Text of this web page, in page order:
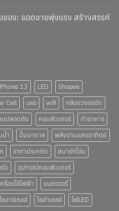
อง: ยอดขายพุ่งแรง สร้างสรรค์
13 LED
Shopee
Cell usb wifi
กล้องวงจรปิด
มปลอดภัย คอมพิวเตอร์
ทำอาหาร
น้ำ ปั๊มบาดาล
พลังงานแสงอาทิตย์
ราคาประหยัด
สมาร์ทโฮม
ว
อุปกรณ์คอมพิวเตอร์
ครื่องใช้ไฟฟ้า
แบตเตอรี่
โซลาร์เซลล์ โซล่าเซลล์ ไฟLED